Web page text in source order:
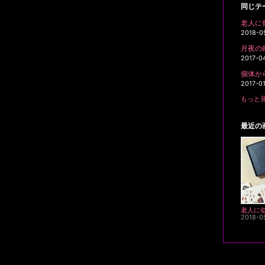
同じテ
老人に
2018-
月夜
2017-
個体か
2017-
もっと
最近の
老人に
2018-